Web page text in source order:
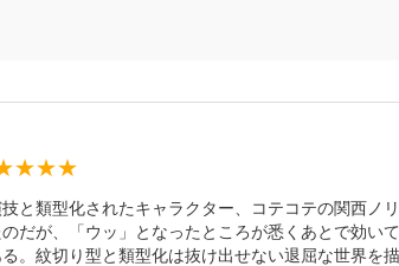
と類型化されたキャラクター、コテコテの関西ノ
だが、「ウッ」となったところが悉くあとで効い
。紋切り型と類型化は抜け出せない退屈な世界を